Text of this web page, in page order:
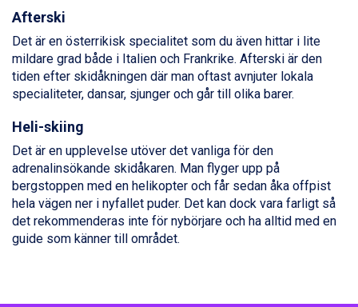
Cervinia från 8.245 kr.
Bad Hofgastein från 8.595 kr.
Passo Tonale från 5.895 kr.
Sölden från 12.995 kr.
Saalbach från 9.445 kr.
Champoluc från 5.945 kr.
Sestriere från 6.945 kr.
Wagrain från 7.095 kr.
Fieberbrunn från 9.645 kr.
Ischgl från 11.295 kr.
Val Thorens från 8.395 kr.
St. Anton från 11.245 kr.
Zell am See från 6.295 kr.
Canazei från 7.195 kr.
Afterski
Det är en österrikisk specialitet som du även hittar i lite
mildare grad både i Italien och Frankrike. Afterski är den
tiden efter skidåkningen där man oftast avnjuter lokala
specialiteter, dansar, sjunger och går till olika barer.
Heli-skiing
Det är en upplevelse utöver det vanliga för den
adrenalinsökande skidåkaren. Man flyger upp på
bergstoppen med en helikopter och får sedan åka offpist
hela vägen ner i nyfallet puder. Det kan dock vara farligt så
det rekommenderas inte för nybörjare och ha alltid med en
guide som känner till området.